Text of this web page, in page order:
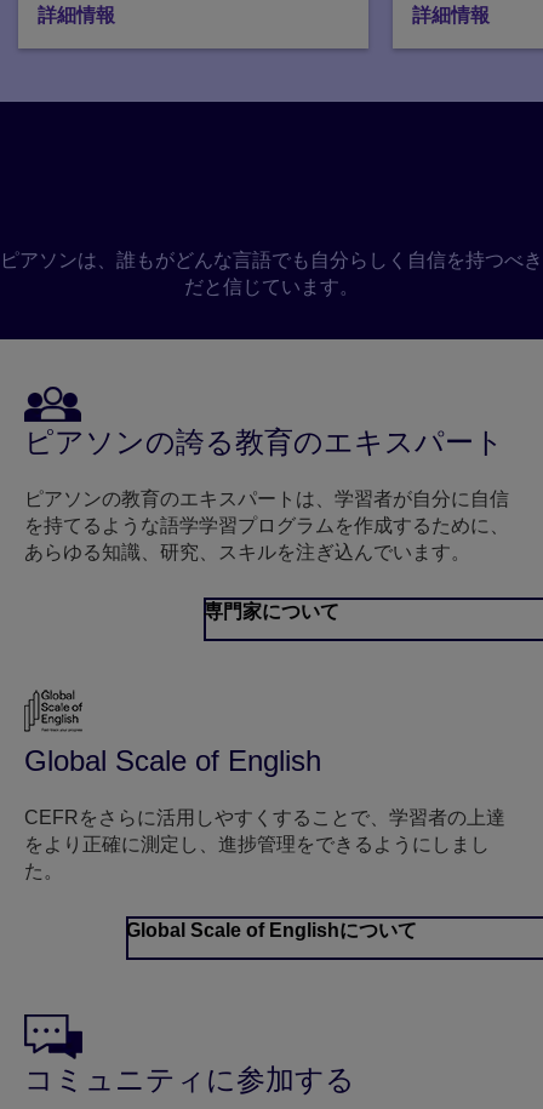
詳細情報
してきたベスト
詳細情報
ピアソンは、誰もがどんな言語でも自分らしく自信を持つべき
だと信じています。
ピアソンの誇る教育のエキスパート
ピアソンの教育のエキスパートは、学習者が自分に自信
を持てるような語学学習プログラムを作成するために、
あらゆる知識、研究、スキルを注ぎ込んでいます。
専門家について
Global Scale of English
CEFRをさらに活用しやすくすることで、学習者の上達
をより正確に測定し、進捗管理をできるようにしまし
た。
Global Scale of Englishについて
コミュニティに参加する